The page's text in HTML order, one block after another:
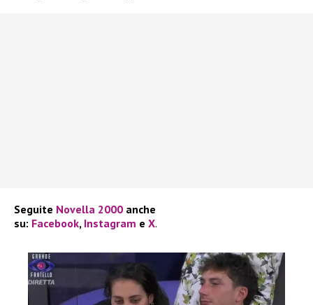
Seguite Novella 2000 anche
su: Facebook, Instagram e X.